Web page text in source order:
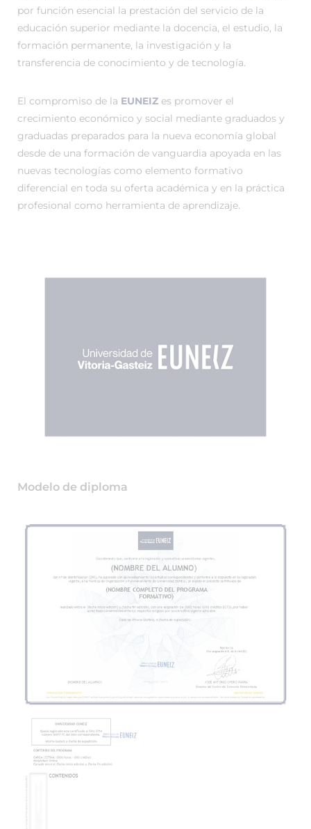
por función esencial la prestación del servicio de la
educación superior mediante la docencia, el estudio, la
formación permanente, la investigación y la
transferencia de conocimiento y de tecnología.
El compromiso de la EUNEIZ es promover el
crecimiento económico y social mediante graduados y
graduadas preparados para la nueva economía global
desde de una formación de vanguardia apoyada en las
nuevas tecnologías como elemento formativo
diferencial en toda su oferta académica y en la práctica
profesional como herramienta de aprendizaje.
Modelo de diploma